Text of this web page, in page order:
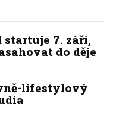
startuje 7. září,
do děje
lifestylový